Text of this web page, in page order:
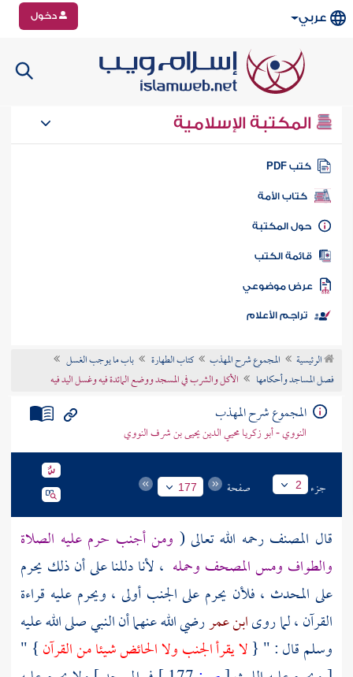
عربي دخول
المكتبة الإسلامية
كتب PDF
كتاب الأمة
المكتبة
الكتب
موضوعي
تراجم الأعلام
الرئيسية المجموع شرح المهذب كتاب الطهارة
باب ما يوجب الغسل
فصل المساجد وأحكامها
الأكل والشرب في المسجد ووضع المائدة فيه وغسل اليد فيه
المجموع شرح المهذب
النووي - أبو زكريا محيي الدين يحيى بن شرف النووي
جزء 2 صفحة 177
قال المصنفرحمه الله تعالى ( ومن أجنب حرم عليه الصلاة
والطواف ومس المصحف وحمله ، لأنا دللنا على أن ذلك يحرم
على المحدث ، فلأن يحرم على الجنب أولى ، ويحرم عليه قراءة
القرآن ، لما روىابن عمررضي الله عنهما أن النبي صلى الله عليه
وسلم قال : " {لا يقرأ الجنب ولا الحائض شيئا من القرآن} "